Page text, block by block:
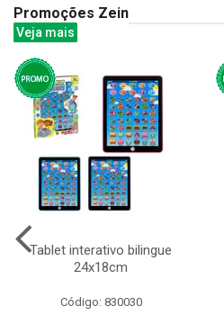
Promoções Zein
Veja mais
Tablet interativo bilingue
24x18cm
Código: 830030